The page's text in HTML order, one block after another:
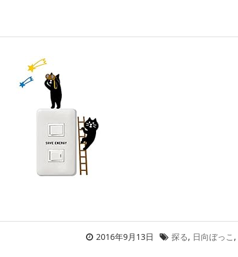
2016年9月13日 探る, 日向ぼっこ ,